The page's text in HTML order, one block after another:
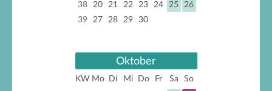
38
20 21 22 23 24 25
26
39
27 28 29 30
Oktober
KW Mo Di Mi Do Fr Sa
So